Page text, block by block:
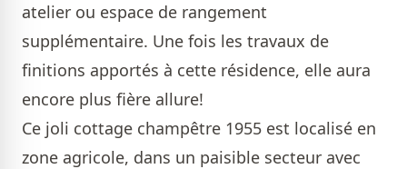
atelier ou espace de rangement
supplémentaire. Une fois les travaux de
finitions apportés à cette résidence, elle aura
encore plus fière allure!
Ce joli cottage champêtre 1955 est localisé en
zone agricole, dans un paisible secteur avec